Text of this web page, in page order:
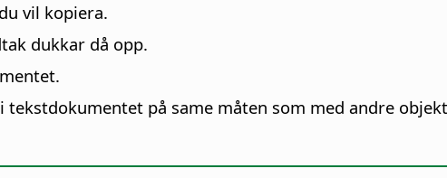
vil kopiera.
dukkar då opp.
på same måten som med andre